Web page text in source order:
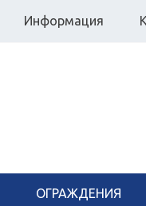
Информация
ОГРАЖДЕНИЯ